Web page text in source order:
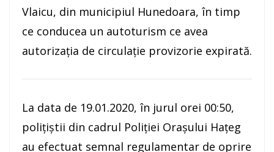
Vlaicu, din municipiul Hunedoara, în timp
ce conducea un autoturism ce avea
autorizația de circulație provizorie expirată.
La data de 19.01.2020, în jurul orei 00:50,
polițiștii din cadrul Poliției Orașului Hațeg
au efectuat semnal regulamentar de oprire